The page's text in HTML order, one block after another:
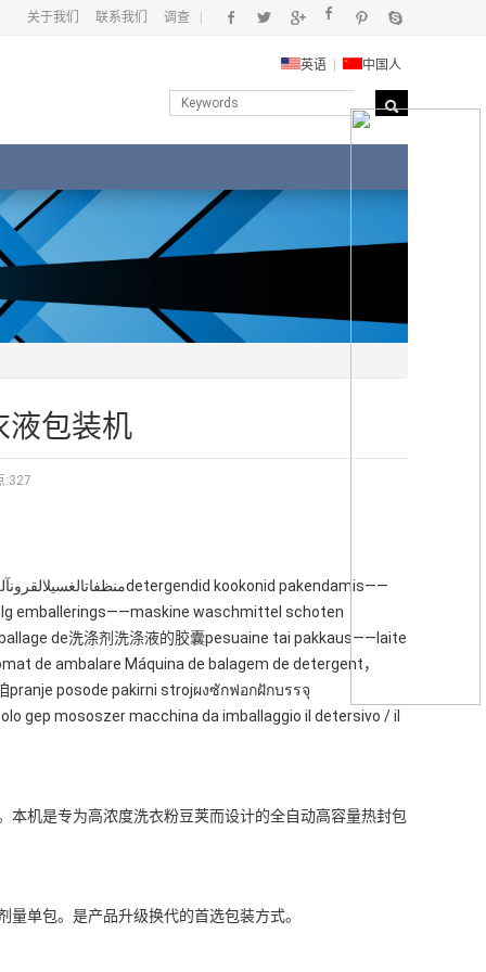
关于我们 联系我们 调查
英语 中国人
液包装机
:327
emballerings——maskine waschmittel schoten
de洗涤剂洗涤液的胶囊pesuaine tai pakkaus——laite
de ambalare Máquina de balagem de detergent，
pranje posode pakirni strojผงซักฟอกฝักบรรจุ
gep mososzer macchina da imballaggio il detersivo / il
机是专为高浓度洗衣粉豆荚而设计的全自动高容量热封包
单包。是产品升级换代的首选包装方式。